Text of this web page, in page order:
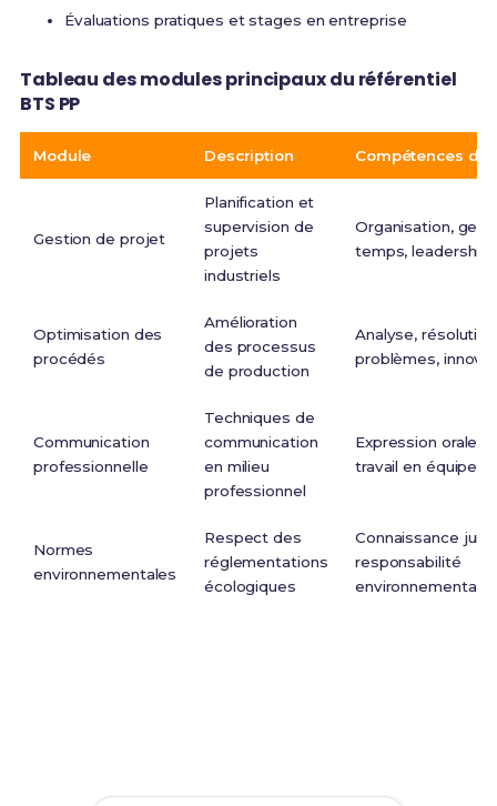
Évaluations pratiques et stages en entreprise
Tableau des modules principaux du référentiel
BTS PP
Module Description Compétences
Gestion de projet
Planification et
supervision de
projets
industriels
Organisation,
temps, leadership
Optimisation des
procédés
Amélioration
des processus
de production
Analyse,
problèmes,
Communication
professionnelle
Techniques de
communication
en milieu
professionnel
Expression orale
travail en équipe
Normes
environnementales
Respect des
réglementations
écologiques
Connaissance
responsabilité
environnementale